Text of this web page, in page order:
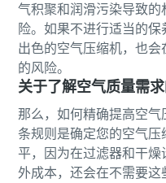
您需要了解的一切
了解如何创建效率更高
了解详情
气积聚和润滑污染导致
险。如果不进行适当的
出色的空气压缩机，也
的风险。
关于了解空气质量需
那么，如何精确提高空
条规则是确定您的空气
平，因为在过滤器和干
外成本，还会在不需要